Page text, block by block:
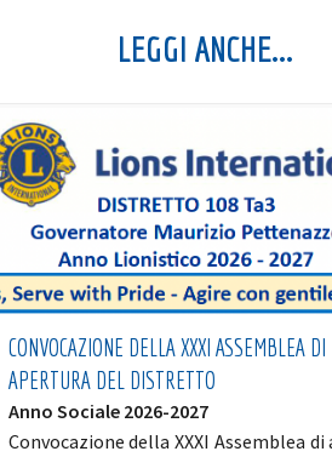
LEGGI ANCHE...
CONVOCAZIONE DELLA XXXI ASSEMBLEA DI
APERTURA DEL DISTRETTO
Anno Sociale 2026-2027
Convocazione della XXXI Assemblea